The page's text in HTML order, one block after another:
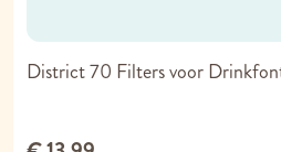
District 70 Filters voor